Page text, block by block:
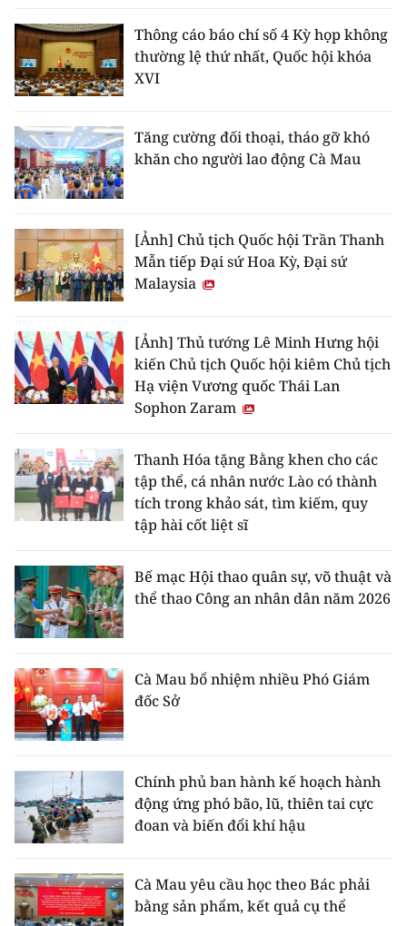
Thông cáo báo chí số 4 Kỳ họp không
thường lệ thứ nhất, Quốc hội khóa
XVI
Tăng cường đối thoại, tháo gỡ khó
khăn cho người lao động Cà Mau
[Ảnh] Chủ tịch Quốc hội Trần Thanh
Mẫn tiếp Đại sứ Hoa Kỳ, Đại sứ
Malaysia
[Ảnh] Thủ tướng Lê Minh Hưng hội
kiến Chủ tịch Quốc hội kiêm Chủ tịch
Hạ viện Vương quốc Thái Lan
Sophon Zaram
Thanh Hóa tặng Bằng khen cho các
tập thể, cá nhân nước Lào có thành
tích trong khảo sát, tìm kiếm, quy
tập hài cốt liệt sĩ
Bế mạc Hội thao quân sự, võ thuật và
thể thao Công an nhân dân năm 2026
Cà Mau bổ nhiệm nhiều Phó Giám
đốc Sở
Chính phủ ban hành kế hoạch hành
động ứng phó bão, lũ, thiên tai cực
đoan và biến đổi khí hậu
Cà Mau yêu cầu học theo Bác phải
bằng sản phẩm, kết quả cụ thể